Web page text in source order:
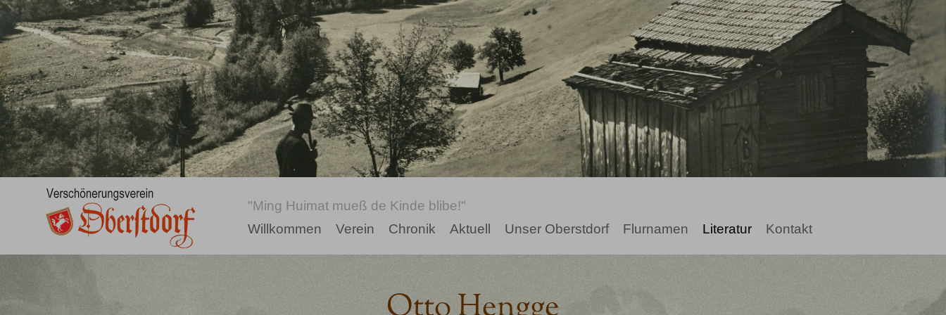
"Ming Huimat mueß de Kinde blibe!"
Willkommen
Verein Chronik Aktuell Unser Oberstdorf Flurnamen Literatur Kontakt